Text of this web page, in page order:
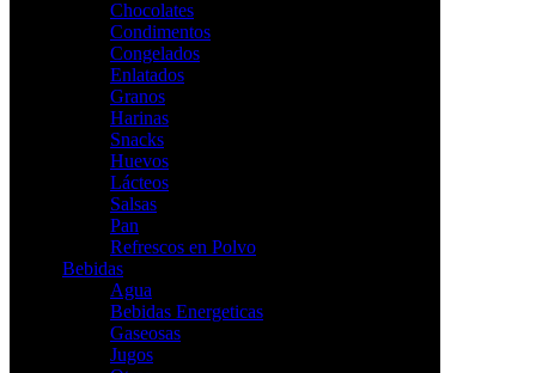
Chocolates
Condimentos
Congelados
Enlatados
Granos
Harinas
Snacks
Huevos
Lácteos
Salsas
Pan
Refrescos en Polvo
Bebidas
Agua
Bebidas Energeticas
Gaseosas
Jugos